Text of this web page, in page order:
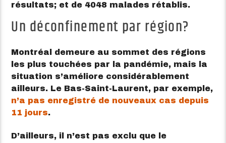
résultats; et de 4048 malades rétablis.
Un déconfinement par région?
Montréal demeure au sommet des régions
les plus touchées par la pandémie, mais la
situation s’améliore considérablement
ailleurs. Le Bas-Saint-Laurent, par exemple,
n’a pas enregistré de nouveaux cas depuis
11 jours.
D’ailleurs, il n’est pas exclu que le